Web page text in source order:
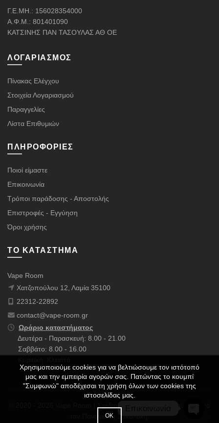
Γ.Ε.ΜΗ.: 156028354000
Α.Φ.Μ.: 801401090
ΚΑΤΣΙΝΗΣ ΠΑΝ ΤΑΣΟΥΛΑΣ ΑΘ ΟΕ
ΛΟΓΑΡΙΑΣΜΌΣ
Πίνακας Ελέγχου
Στοιχεία Λογαριασμού
Παραγγελίες
Λίστα Επιθυμιών
ΠΛΗΡΟΦΟΡΊΕΣ
Ποιοί είμαστε
Επικοινωνία
Τρόποι παράδοσης - Αποστολής
Επιστροφές - Εγγύηση
Όροι χρήσης
ΤΟ ΚΑΤΆΣΤΗΜΑ
Vape Room
Χατζοπούλου 12, Λαμία 35100
22312-22892
contact@vape-room.gr
Ωράριο καταστήματος
Δευτέρα - Παρασκευή: 8.00 - 21.00
Σαββάτο: 8.00 - 16.00
© 2020 - 2026 Vape Room | Σχεδιάστηκε με ❤️ & Πολλούς ☕ από
Παναγιώτη Σακαλάκη
Χρησιμοποιούμε cookies για να βελτιώσουμε τον ιστότοπό
μας και την εμπειρία αγορών σας. Πατώντας το κουμπί
"Συμφωνώ" αποδέχεσαι τη χρήση όλων των cookies της
ιστοσελίδας μας.
ΟΚ